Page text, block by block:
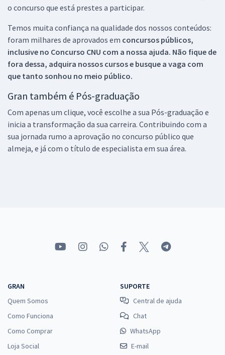
o concurso que está prestes a participar.
Temos muita confiança na qualidade dos nossos conteúdos:
foram milhares de aprovados em concursos públicos,
inclusive no Concurso CNU com a nossa ajuda. Não fique de
fora dessa, adquira nossos cursos e busque a vaga com
que tanto sonhou no meio público.
Gran também é Pós-graduação
Com apenas um clique, você escolhe a sua Pós-graduação e
inicia a transformação da sua carreira. Contribuindo com a
sua jornada rumo a aprovação no concurso público que
almeja, e já com o título de especialista em sua área.
GRAN
Quem Somos
Como Funciona
Como Comprar
Loja Social
SUPORTE
Central de ajuda
Chat
WhatsApp
E-mail